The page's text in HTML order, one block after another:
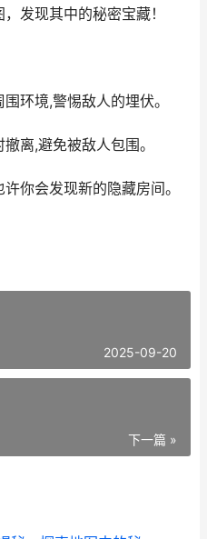
发现其中的秘密宝藏！
环境,警惕敌人的埋伏。
离,避免被敌人包围。
你会发现新的隐藏房间。
2025-09-20
下一篇 »